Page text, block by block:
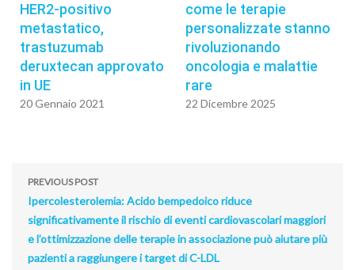
HER2-positivo
metastatico,
trastuzumab
deruxtecan approvato
in UE
20 Gennaio 2021
come le terapie
personalizzate stanno
rivoluzionando
oncologia e malattie
rare
22 Dicembre 2025
PREVIOUS POST
Ipercolesterolemia: Acido bempedoico riduce
significativamente il rischio di eventi cardiovascolari maggiori
e l’ottimizzazione delle terapie in associazione può aiutare più
pazienti a raggiungere i target di C-LDL